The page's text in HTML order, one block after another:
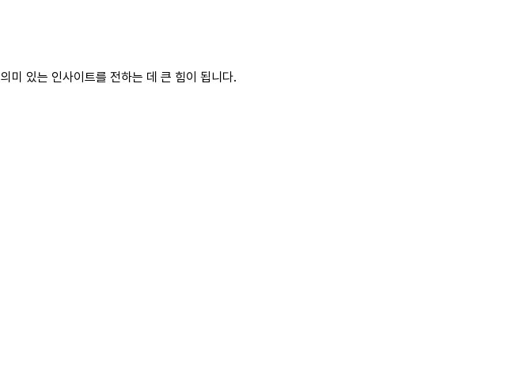
미 있는 인사이트를 전하는 데 큰 힘이 됩니다.